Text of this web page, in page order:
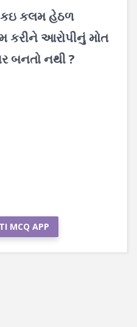
કઇ કલમ હેઠળ
કરીને આરોપીનું મોત
બનતો નથી ?
MCQ APP